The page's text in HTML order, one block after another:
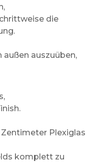
die
auszuüben,
Plexiglas
komplett zu